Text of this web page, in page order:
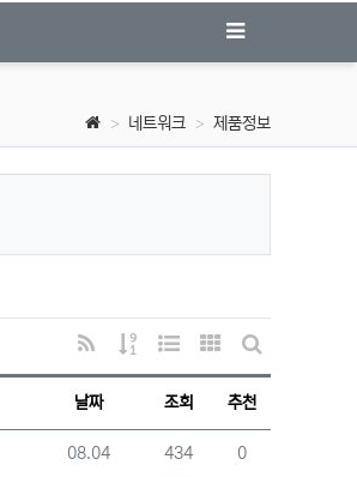
네트워크 제품정보
RSS
게시물 정렬
웹진 스타일갤러리 스타일
게시판 검색
날짜 조회 추천
등록일
08.04 조회
434 추천
0